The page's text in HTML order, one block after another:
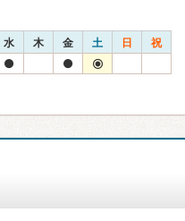
水 木 金 土 日 祝